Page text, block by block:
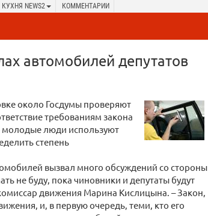
КУХНЯ NEWS2 КОММЕНТАРИИ
автомобилей депутатов
около Госдумы проверяют
требованиям закона
молодые люди используют
степень
вызвал много обсуждений со стороны
не буду, пока чиновники и депутаты будут
движения Марина Кислицына. – Закон,
и, в первую очередь, теми, кто его